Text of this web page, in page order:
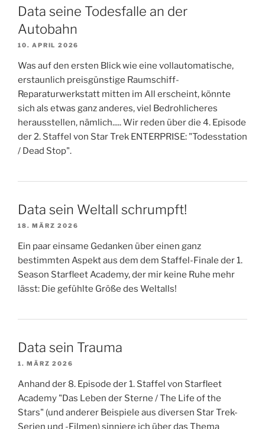
Data seine Todesfalle an der
Autobahn
10. APRIL 2026
Was auf den ersten Blick wie eine vollautomatische,
erstaunlich preisgünstige Raumschiff-
Reparaturwerkstatt mitten im All erscheint, könnte
sich als etwas ganz anderes, viel Bedrohlicheres
herausstellen, nämlich..... Wir reden über die 4. Episode
der 2. Staffel von Star Trek ENTERPRISE: "Todesstation
/ Dead Stop".
Data sein Weltall schrumpft!
18. MÄRZ 2026
Ein paar einsame Gedanken über einen ganz
bestimmten Aspekt aus dem dem Staffel-Finale der 1.
Season Starfleet Academy, der mir keine Ruhe mehr
lässt: Die gefühlte Größe des Weltalls!
Data sein Trauma
1. MÄRZ 2026
Anhand der 8. Episode der 1. Staffel von Starfleet
Academy "Das Leben der Sterne / The Life of the
Stars" (und anderer Beispiele aus diversen Star Trek-
Serien und -Filmen) sinniere ich über das Thema